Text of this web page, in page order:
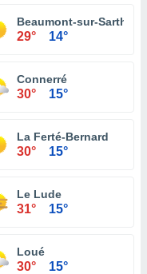
Beaumont-sur-Sarthe
29° 14°
Connerré
30° 15°
La Ferté-Bernard
30° 15°
Le Lude
31° 15°
Loué
30° 15°